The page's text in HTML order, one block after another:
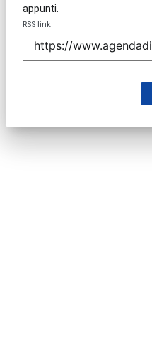
appunti.
RSS link